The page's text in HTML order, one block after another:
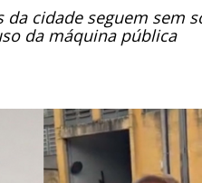
cidade seguem sem
da máquina pública